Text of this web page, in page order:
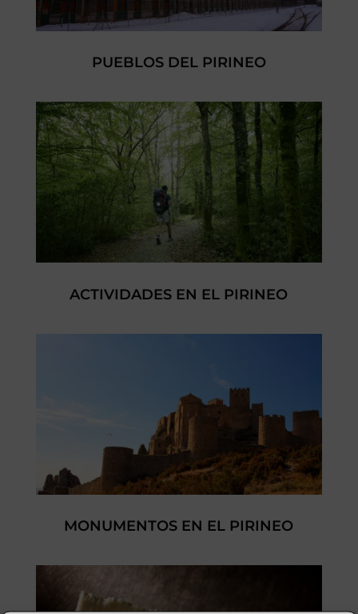
PUEBLOS DEL PIRINEO
ACTIVIDADES EN EL PIRINEO
MONUMENTOS EN EL PIRINEO